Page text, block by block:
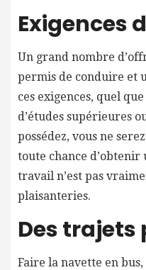
Exigences
Un grand nombre
permis de conduire et
ces exigences, quel
d’études supérieures
possédez, vous ne
toute chance
travail n’est pas
plaisanteries.
Des trajets
Faire la navette en